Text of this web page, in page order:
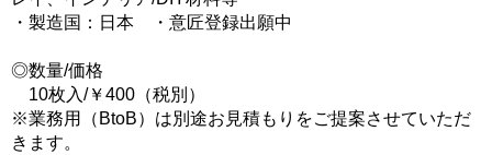
・製造国：日本 ・意匠登録出願中
◎数量/価格
10枚入/￥400（税別）
※業務用（BtoB）は別途お見積もりをご提案させていただ
きます。